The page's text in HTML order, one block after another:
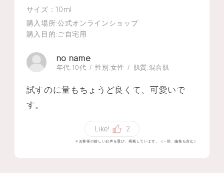
サイズ：10ml
購入場所:公式オンラインショップ
購入目的:ご自宅用
no name
年代:10代 性別:女性 肌質:混合肌
試すのに量もちょうど良くて、可愛いで
す。
Like! 2
※お客様の嬉しいお声を選び、掲載しています。（一部、編集も含む）